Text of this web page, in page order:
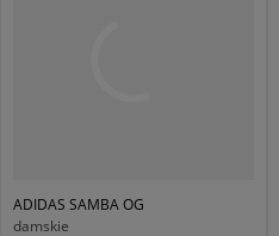
ADIDAS SAMBA OG
damskie